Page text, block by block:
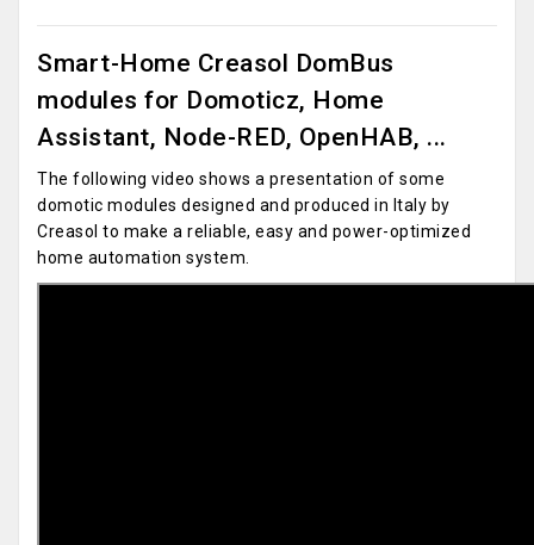
Smart-Home Creasol DomBus
modules for Domoticz, Home
Assistant, Node-RED, OpenHAB, ...
The following video shows a presentation of some
domotic modules designed and produced in Italy by
Creasol to make a reliable, easy and power-optimized
home automation system.